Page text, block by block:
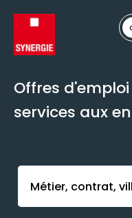
Offres
services aux
Activer l’élément